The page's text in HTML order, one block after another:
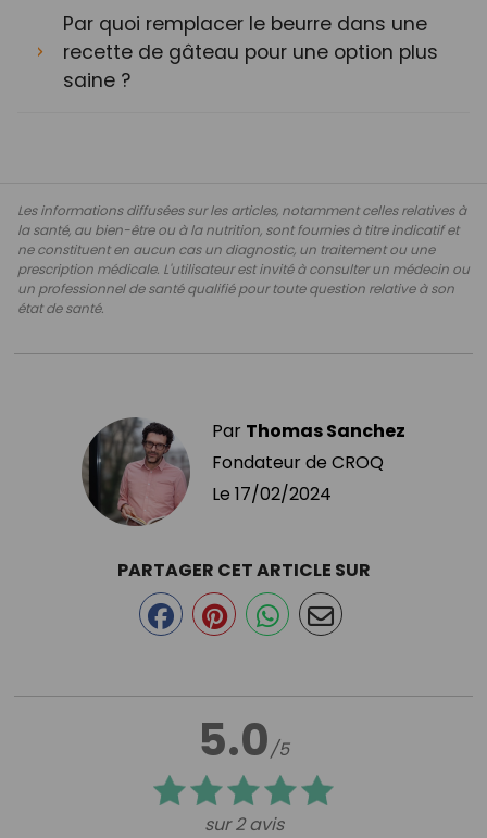
Par quoi remplacer le beurre dans une
recette de gâteau pour une option plus
saine ?
Les informations diffusées sur les articles, notamment celles relatives à
la santé, au bien-être ou à la nutrition, sont fournies à titre indicatif et
ne constituent en aucun cas un diagnostic, un traitement ou une
prescription médicale. L'utilisateur est invité à consulter un médecin ou
un professionnel de santé qualifié pour toute question relative à son
état de santé.
Par Thomas Sanchez
Fondateur de CROQ
Le 17/02/2024
5.0/5
sur 2 avis
PARTAGER CET ARTICLE SUR